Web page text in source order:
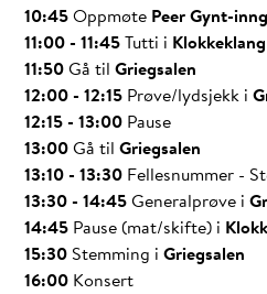
10:45Oppmøte Peer Gynt-
11:00 - 11:45Tutti i Klokkeklang
11:50Gå tilGriegsalen
12:00 - 12:15 Prøve/lydsjekk i
12:15 - 13:00 Pause
13:00Gå tilGriegsalen
13:10 - 13:30 Fellesnummer -
13:30 - 14:45Generalprøve i
14:45 Pause (mat/skifte) i
15:30 Stemming iGriegsalen
16:00 Konsert